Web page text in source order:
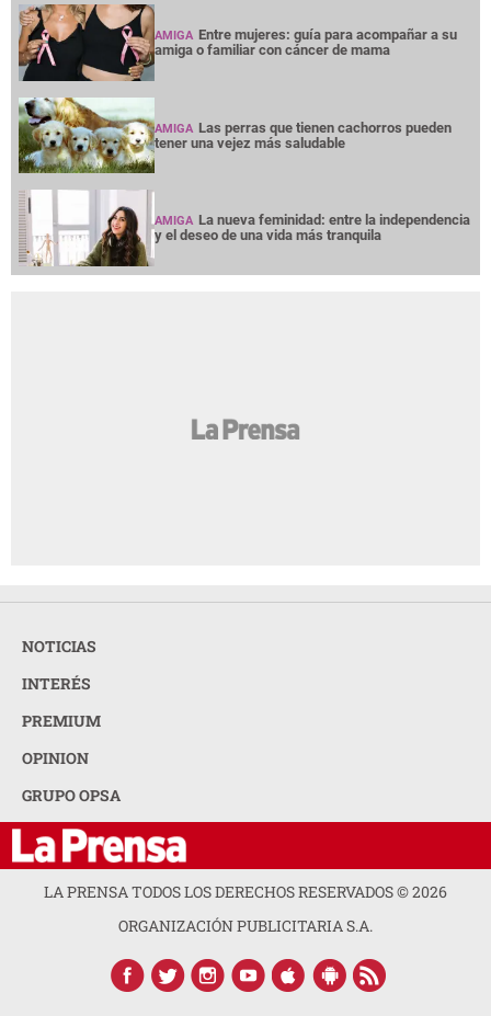
AMIGA Entre mujeres: guía para acompañar a su
amiga o familiar con cáncer de mama
AMIGA Las perras que tienen cachorros pueden
tener una vejez más saludable
AMIGA La nueva feminidad: entre la independencia
y el deseo de una vida más tranquila
NOTICIAS
INTERÉS
PREMIUM
OPINION
GRUPO OPSA
LA PRENSA TODOS LOS DERECHOS RESERVADOS ©2026
ORGANIZACIÓN PUBLICITARIA S.A.